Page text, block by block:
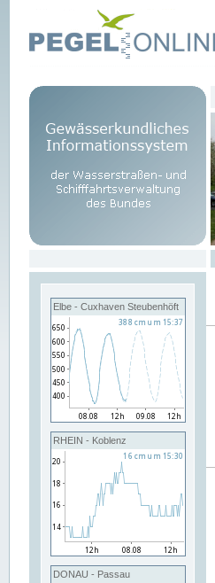
Elbe - Cuxhaven Steubenhöft
RHEIN - Koblenz
DONAU - Passau